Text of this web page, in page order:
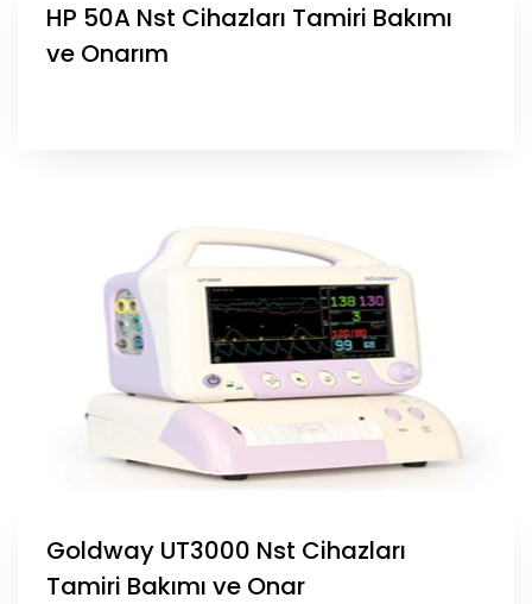
HP 50A Nst Cihazları Tamiri Bakımı
ve Onarım
Goldway UT3000 Nst Cihazları
Tamiri Bakımı ve Onar